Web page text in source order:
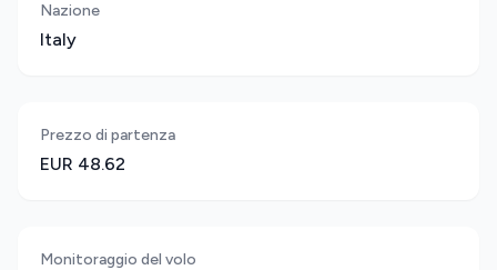
Nazione
Italy
Prezzo di partenza
EUR 48.62
Monitoraggio del volo